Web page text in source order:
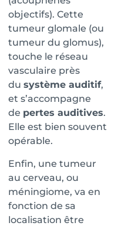
objectifs). Cette
tumeur glomale (ou
tumeur du glomus),
touche le réseau
vasculaire près
du système auditif,
et s’accompagne
de pertes auditives.
Elle est bien souvent
opérable.
Enfin, une tumeur
au cerveau, ou
méningiome, va en
fonction de sa
localisation être